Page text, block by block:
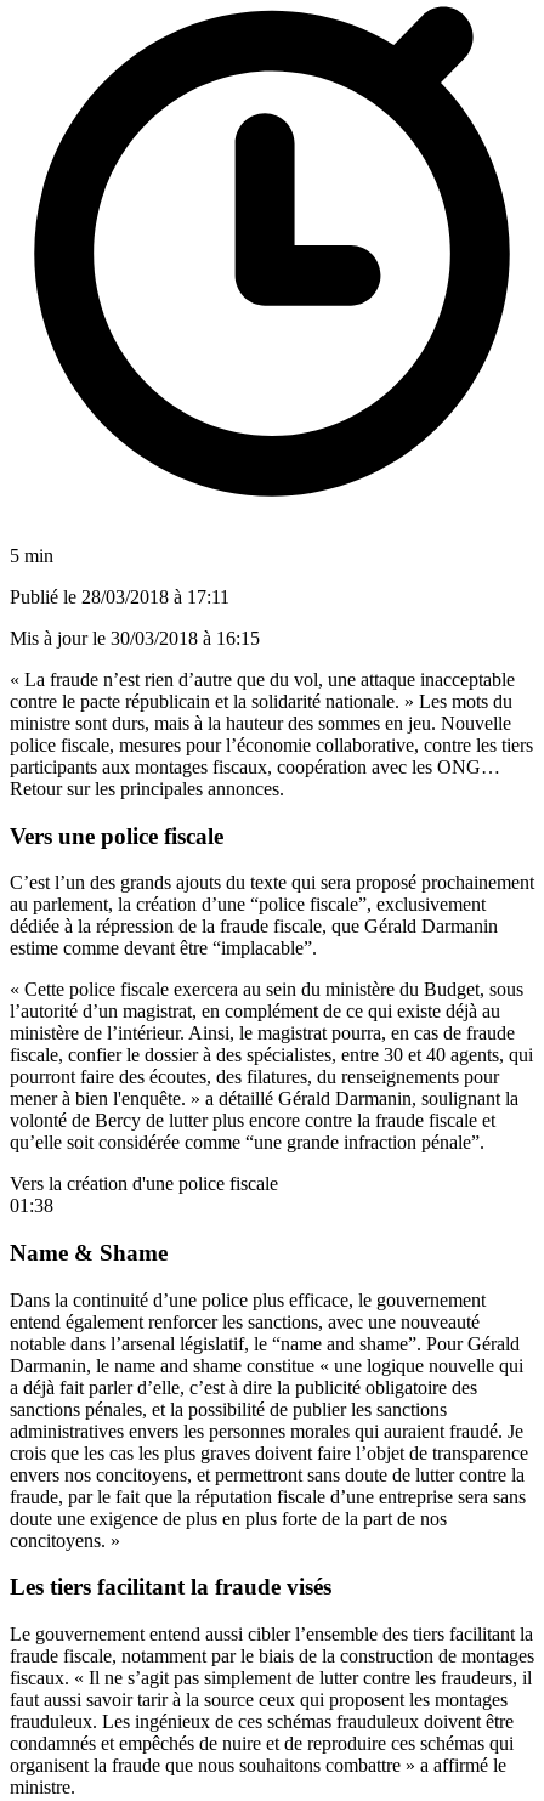
5 min
Publié le 28/03/2018 à 17:11
Mis à jour le 30/03/2018 à 16:15
« La fraude n’est rien d’autre que du vol, une attaque inacceptable
contre le pacte républicain et la solidarité nationale. » Les mots du
ministre sont durs, mais à la hauteur des sommes en jeu. Nouvelle
police fiscale, mesures pour l’économie collaborative, contre les tiers
participants aux montages fiscaux, coopération avec les ONG…
Retour sur les principales annonces.
Vers une police fiscale
C’est l’un des grands ajouts du texte qui sera proposé prochainement
au parlement, la création d’une “police fiscale”, exclusivement
dédiée à la répression de la fraude fiscale, que Gérald Darmanin
estime comme devant être “implacable”.
« Cette police fiscale exercera au sein du ministère du Budget, sous
l’autorité d’un magistrat, en complément de ce qui existe déjà au
ministère de l’intérieur. Ainsi, le magistrat pourra, en cas de fraude
fiscale, confier le dossier à des spécialistes, entre 30 et 40 agents, qui
pourront faire des écoutes, des filatures, du renseignements pour
mener à bien l'enquête. » a détaillé Gérald Darmanin, soulignant la
volonté de Bercy de lutter plus encore contre la fraude fiscale et
qu’elle soit considérée comme “une grande infraction pénale”.
Vers la création d'une police fiscale
01:38
Name & Shame
Dans la continuité d’une police plus efficace, le gouvernement
entend également renforcer les sanctions, avec une nouveauté
notable dans l’arsenal législatif, le “name and shame”. Pour Gérald
Darmanin, le name and shame constitue « une logique nouvelle qui
a déjà fait parler d’elle, c’est à dire la publicité obligatoire des
sanctions pénales, et la possibilité de publier les sanctions
administratives envers les personnes morales qui auraient fraudé. Je
crois que les cas les plus graves doivent faire l’objet de transparence
envers nos concitoyens, et permettront sans doute de lutter contre la
fraude, par le fait que la réputation fiscale d’une entreprise sera sans
doute une exigence de plus en plus forte de la part de nos
concitoyens. »
Les tiers facilitant la fraude visés
Le gouvernement entend aussi cibler l’ensemble des tiers facilitant la
fraude fiscale, notamment par le biais de la construction de montages
fiscaux. « Il ne s’agit pas simplement de lutter contre les fraudeurs, il
faut aussi savoir tarir à la source ceux qui proposent les montages
frauduleux. Les ingénieux de ces schémas frauduleux doivent être
condamnés et empêchés de nuire et de reproduire ces schémas qui
organisent la fraude que nous souhaitons combattre » a affirmé le
ministre.